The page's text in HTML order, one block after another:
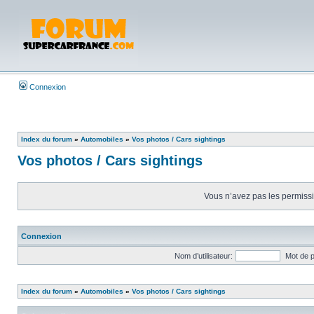
Connexion
Index du forum » Automobiles » Vos photos / Cars sightings
Vos photos / Cars sightings
Vous n’avez pas les
Connexion
Nom d’utilisateur: Mot de
Index du forum » Automobiles » Vos photos / Cars sightings